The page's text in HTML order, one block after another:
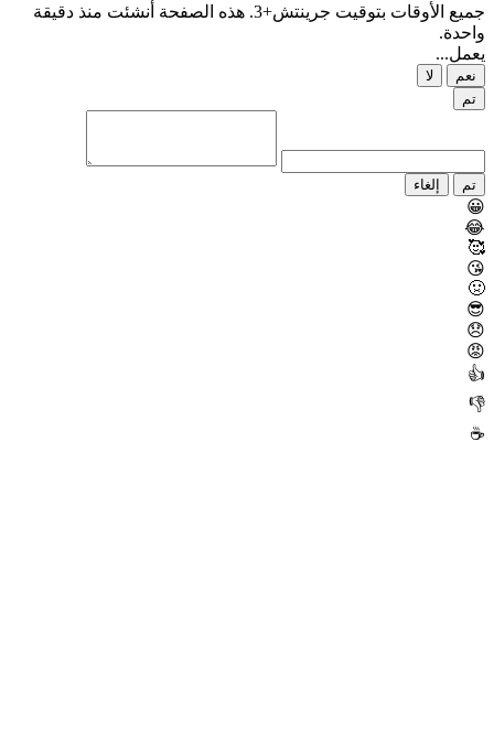
جميع الأوقات بتوقيت جرينتش+3. هذه الصفحة أنشئت منذ دقيقة